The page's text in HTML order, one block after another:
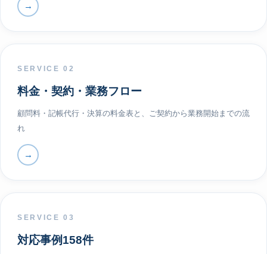
→
SERVICE 02
料金・契約・業務フロー
顧問料・記帳代行・決算の料金表と、ご契約から業務開始までの流
れ
→
SERVICE 03
対応事例158件